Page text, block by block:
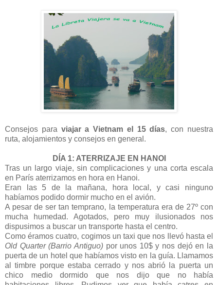
Consejos para viajar a Vietnam el 15 días, con nuestra
ruta, alojamientos y consejos en general.
DÍA 1: ATERRIZAJE EN HANOI
Tras un largo viaje, sin complicaciones y una corta escala
en París aterrizamos en hora en Hanoi.
Eran las 5 de la mañana, hora local, y casi ninguno
habíamos podido dormir mucho en el avión.
A pesar de ser tan temprano, la temperatura era de 27º con
mucha humedad. Agotados, pero muy ilusionados nos
dispusimos a buscar un transporte hasta el centro.
Como éramos cuatro, cogimos un taxi que nos llevó hasta el
Old Quarter (Barrio Antiguo)por unos 10$ y nos dejó en la
puerta de un hotel que habíamos visto en la guía. Llamamos
al timbre porque estaba cerrado y nos abrió la puerta un
chico medio dormido que nos dijo que no había